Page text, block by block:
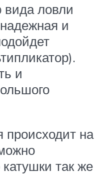
вида ловли
и
и
на
так же